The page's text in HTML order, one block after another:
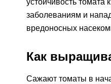
заболеваниям и
вредоносных
Как
Сажают томаты в